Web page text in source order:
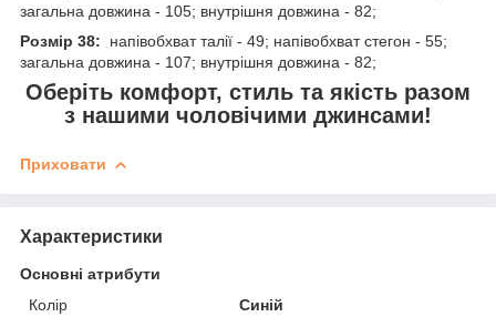
загальна довжина - 105; внутрішня довжина - 82;
Розмір 38:
напівобхват талії - 49; напівобхват стегон - 55;
загальна довжина - 107; внутрішня довжина - 82;
Оберіть комфорт, стиль та якість разом
з нашими чоловічими джинсами!
Приховати
Характеристики
Основні атрибути
Колір
Синій